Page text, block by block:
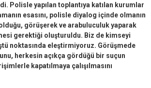
Polisle yapılan toplantıya katılan kurumlar
esasını, polisle diyalog içinde olmanın
görüşerek ve arabuluculuk yaparak
gerektiği oluşturuldu. Biz de kimseyi
noktasında eleştirmiyoruz. Görüşmede
herkesin açıkça gördüğü bir suçun
kapatılmaya çalışılmasını